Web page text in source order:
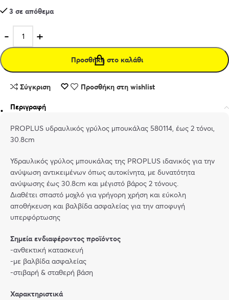
3 σε απόθεμα
Προσθήκη στο καλάθι
Σύγκριση Προσθήκη στη wishlist
Περιγραφή
PROPLUS υδραυλικός γρύλος μπουκάλας 580114, έως 2 τόνοι,
30.8cm
Υδραυλικός γρύλος μπουκάλας της PROPLUS ιδανικός για την
ανύψωση αντικειμένων όπως αυτοκίνητα, με δυνατότητα
ανύψωσης έως 30.8cm και μέγιστό βάρος 2 τόνους.
Διαθέτει σπαστό μοχλό για γρήγορη χρήση και εύκολη
αποθήκευση και βαλβίδα ασφαλείας για την αποφυγή
υπερφόρτωσης
Σημεία ενδιαφέροντος προϊόντος
-ανθεκτική κατασκευή
-με βαλβίδα ασφαλείας
-στιβαρή & σταθερή βάση
Χαρακτηριστικά